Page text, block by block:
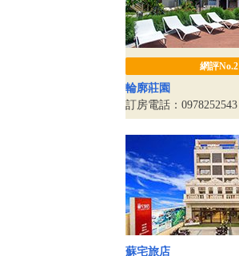
網評No.2
輪廓莊園
訂房電話：0978252543
蘇宅旅店